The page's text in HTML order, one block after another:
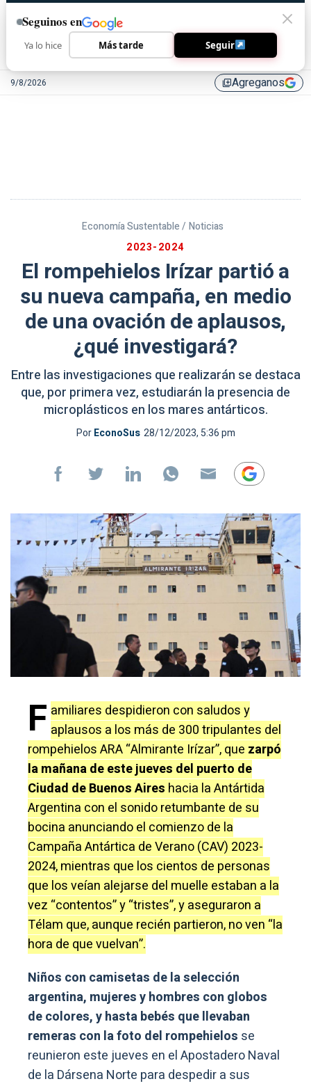
9/8/2026 library_addAgreganos
Economía Sustentable / Noticias
2023-2024
El rompehielos Irízar partió a
su nueva campaña, en medio
de una ovación de aplausos,
¿qué investigará?
Entre las investigaciones que realizarán se destaca
que, por primera vez, estudiarán la presencia de
microplásticos en los mares antárticos.
PorEconoSus 28/12/2023, 5:36 pm
F amiliares despidieron con saludos y
aplausos a los más de 300 tripulantes del
rompehielos ARA “Almirante Irízar”, que zarpó
la mañana de este jueves del puerto de
Ciudad de Buenos Aires hacia la Antártida
Argentina con el sonido retumbante de su
bocina anunciando el comienzo de la
Campaña Antártica de Verano (CAV) 2023-
2024, mientras que los cientos de personas
que los veían alejarse del muelle estaban a la
vez “contentos” y “tristes”, y aseguraron a
Télam que, aunque recién partieron, no ven “la
hora de que vuelvan”.
Niños con camisetas de la selección
argentina, mujeres y hombres con globos
de colores, y hasta bebés que llevaban
remeras con la foto del rompehielos se
reunieron este jueves en el Apostadero Naval
de la Dársena Norte para despedir a sus
Seguinos en
Ya lo hice Más tarde Seguir